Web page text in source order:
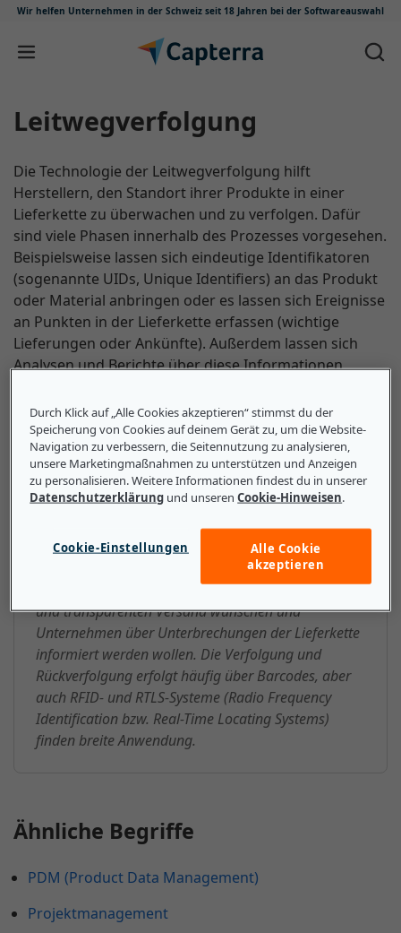
Wir helfen Unternehmen in der Schweiz seit 18 Jahren bei der Softwareauswahl
Zum Inhalt springen
Leitwegverfolgung
Die Technologie der Leitwegverfolgung hilft
Herstellern, den Standort ihrer Produkte in einer
Lieferkette zu überwachen und zu verfolgen. Dafür
sind viele Phasen innerhalb des Prozesses vorgesehen.
Beispielsweise lassen sich eindeutige Identifikatoren
(sogenannte UIDs, Unique Identifiers) an das Produkt
oder Material anbringen oder es lassen sich Ereignisse
an Punkten in der Lieferkette erfassen (wichtige
Lieferungen oder Ankünfte). Außerdem lassen sich
Analysen und Berichte über diese Informationen
Das sollten kleine und mittlere
Unternehmen über
Leitwegverfolgung wissen
Die Leitwegverfolgung wird immer beliebter. Der
Grund dafür ist, dass Verbraucher einen sicheren
und transparenten Versand wünschen und
Unternehmen über Unterbrechungen der Lieferkette
informiert werden wollen. Die Verfolgung und
Rückverfolgung erfolgt häufig über Barcodes, aber
auch RFID- und RTLS-Systeme (Radio Frequency
Identification bzw. Real-Time Locating Systems)
finden breite Anwendung.
Ähnliche Begriffe
PDM (Product Data Management)
Projektmanagement
Durch Klick auf „Alle Cookies akzeptieren“ stimmst du der
Speicherung von Cookies auf deinem Gerät zu, um die Website-
Navigation zu verbessern, die Seitennutzung zu analysieren,
unsere Marketingmaßnahmen zu unterstützen und Anzeigen
zu personalisieren. Weitere Informationen findest du in unserer
Datenschutzerklärung und unserenCookie-Hinweisen.
Cookie-Einstellungen
Alle Cookie
akzeptieren